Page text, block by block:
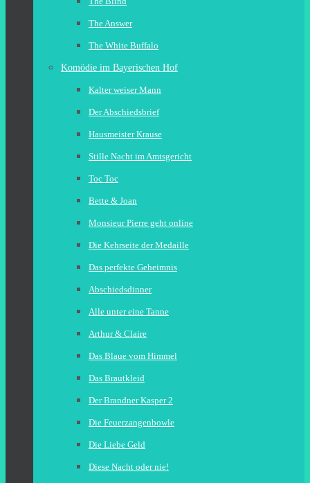
The Answer
The White Buffalo
Komödie im Bayerischen Hof
Kalter weiser Mann
Der Abschiedsbrief
Hausmeister Krause
Stille Nacht im Amtsgericht
Toc Toc
Bette & Joan
Monsieur Pierre geht online
Die Kehrseite der Medaille
Das perfekte Geheimnis
Abschiedsdinner
Alle unter eine Tanne
Arthur & Claire
Das Blaue vom Himmel
Das Brautkleid
Der Brandner Kasper 2
Die Feuerzangenbowle
Die Liebe Geld
Diese Nacht oder nie!